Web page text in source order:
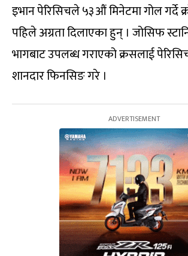
इभान पेरिसिचले ५३औं मिनेटमा गोल गर्दे
पहिले अग्रता दिलाएका हुन् । जोसिफ
भागबाट उपलब्ध गराएको क्रसलाई
शानदार फिनसिङ गरे ।